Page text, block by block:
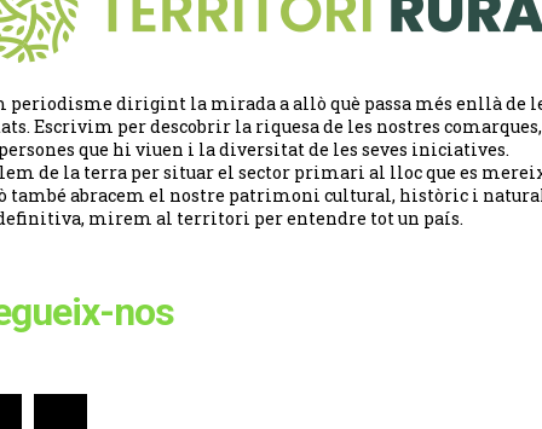
periodisme dirigint la mirada a allò què passa més enllà de
Escrivim per descobrir la riquesa de les nostres
que hi viuen i la diversitat de les seves iniciatives.
de la terra per situar el sector primari al lloc que es
també abracem el nostre patrimoni cultural, històric i
mirem al territori per entendre tot un país.
nos